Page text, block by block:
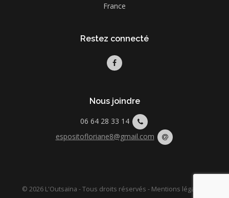
France
Restez connecté
Nous joindre
06 64 28 33 14
espositofloriane8@gmail.com
© 2026 L'Outsaïna - Tous droits réservés - Mentions légales